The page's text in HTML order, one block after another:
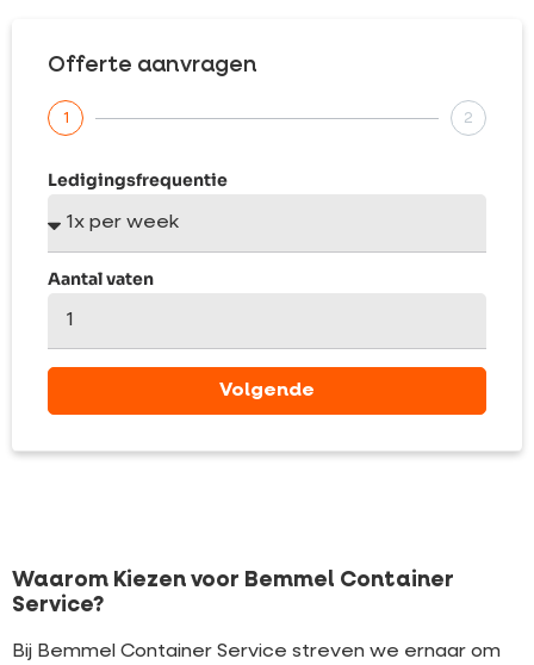
Offerte aanvragen
1 2
Ledigingsfrequentie
Aantal vaten
Volgende
Waarom Kiezen voor Bemmel Container
Service?
Bij Bemmel Container Service streven we ernaar om